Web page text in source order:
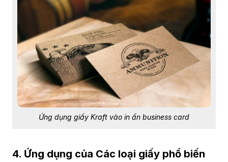
Ứng dụng giấy Kraft vào in ấn business card
4. Ứng dụng của Các loại giấy phổ biến